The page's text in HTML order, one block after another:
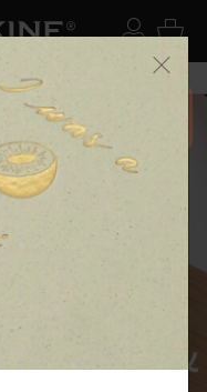
ログ
) カ
料無料 メニ
る物語
ド表示0
スライド表示1